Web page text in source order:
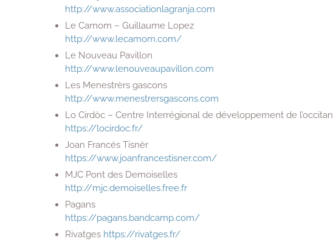
http://www.associationlagranja.com
Le Camom – Guillaume Lopez
http://www.lecamom.com/
Le Nouveau Pavillon
http://www.lenouveaupavillon.com
Les Menestrèrs gascons
http://www.menestrersgascons.com
Lo Cirdòc – Centre Interrégional de développement de l’occitan
https://locirdoc.fr/
Joan Francés Tisnèr
https://www.joanfrancestisner.com/
MJC Pont des Demoiselles
http://mjc.demoiselles.free.fr
Pagans
https://pagans.bandcamp.com/
Rivatges https://rivatges.fr/